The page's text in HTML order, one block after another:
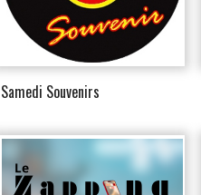
Samedi Souvenirs